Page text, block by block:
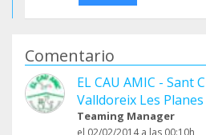
Comentario
EL CAU AMIC - Sant
Valldoreix Les Planes
Teaming Manager
el 02/02/2014 a las 00:10h